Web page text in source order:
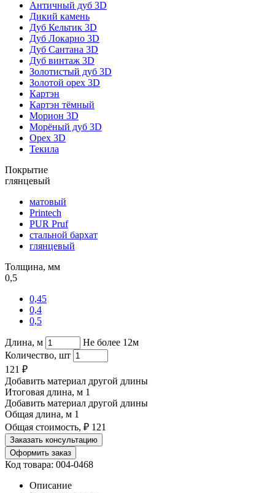
Античный дуб 3D
Дикий камень
Дуб Кельтик 3D
Дуб Локарно 3D
Дуб Сантана 3D
Дуб винтаж 3D
Золотистый дуб 3D
Золотой орех 3D
Картэн
Картэн тёмный
Морион 3D
Морёный дуб 3D
Орех 3D
Текила
Покрытие
глянцевый
матовый
Printech
PUR Pruf
стальной бархат
глянцевый
Толщина, мм
0,5
0,45
0,4
0,5
Длина, м
Не более 12м
Количество, шт
121 ₽
Добавить материал другой длины
Итоговая длина, м 1
Добавить материал другой длины
Общая длина, м 1
Общая стоимость, ₽ 121
Заказать консультацию
Оформить заказ
Код товара: 004-0468
Описание